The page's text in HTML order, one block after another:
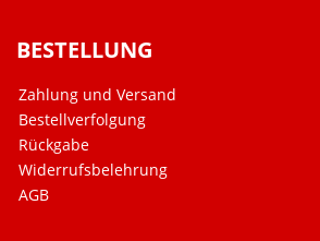
BESTELLUNG
Zahlung und Versand
Bestellverfolgung
Rückgabe
Widerrufsbelehrung
AGB